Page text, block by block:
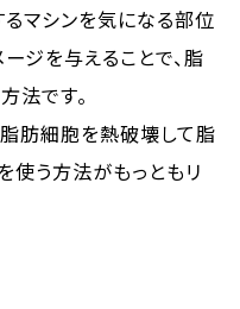
るマシンを気になる部位
ジを与えることで、脂
法です。
肪細胞を熱破壊して脂
使う方法がもっともリ